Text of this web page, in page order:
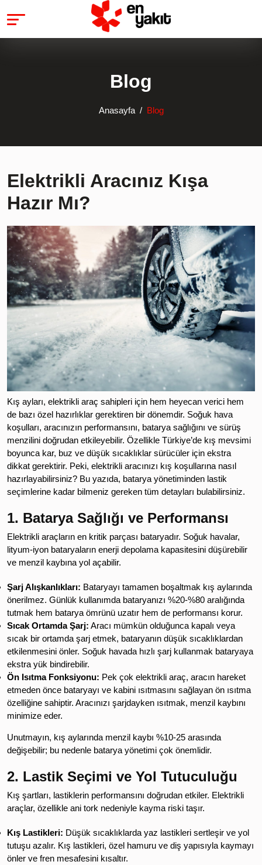
Blog
Anasayfa Blog
Elektrikli Aracınız Kışa
Hazır Mı?
Kış ayları, elektrikli araç sahipleri için hem heyecan verici hem
de bazı özel hazırlıklar gerektiren bir dönemdir. Soğuk hava
koşulları, aracınızın performansını, batarya sağlığını ve sürüş
menzilini doğrudan etkileyebilir. Özellikle Türkiye’de kış mevsimi
boyunca kar, buz ve düşük sıcaklıklar sürücüler için ekstra
dikkat gerektirir. Peki, elektrikli aracınızı kış koşullarına nasıl
hazırlayabilirsiniz? Bu yazıda, batarya yönetiminden lastik
seçimlerine kadar bilmeniz gereken tüm detayları bulabilirsiniz.
1. Batarya Sağlığı ve Performansı
Elektrikli araçların en kritik parçası bataryadır. Soğuk havalar,
lityum-iyon bataryaların enerji depolama kapasitesini düşürebilir
ve menzil kaybına yol açabilir.
Şarj Alışkanlıkları: Bataryayı tamamen boşaltmak kış aylarında
önerilmez. Günlük kullanımda bataryanızı %20-%80 aralığında
tutmak hem batarya ömrünü uzatır hem de performansı korur.
Sıcak Ortamda Şarj: Aracı mümkün olduğunca kapalı veya
sıcak bir ortamda şarj etmek, bataryanın düşük sıcaklıklardan
etkilenmesini önler. Soğuk havada hızlı şarj kullanmak bataryaya
ekstra yük bindirebilir.
Ön Isıtma Fonksiyonu: Pek çok elektrikli araç, aracın hareket
etmeden önce bataryayı ve kabini ısıtmasını sağlayan ön ısıtma
özelliğine sahiptir. Aracınızı şarjdayken ısıtmak, menzil kaybını
minimize eder.
Unutmayın, kış aylarında menzil kaybı %10-25 arasında
değişebilir; bu nedenle batarya yönetimi çok önemlidir.
2. Lastik Seçimi ve Yol Tutuculuğu
Kış şartları, lastiklerin performansını doğrudan etkiler. Elektrikli
araçlar, özellikle ani tork nedeniyle kayma riski taşır.
Kış Lastikleri: Düşük sıcaklıklarda yaz lastikleri sertleşir ve yol
tutuşu azalır. Kış lastikleri, özel hamuru ve diş yapısıyla kaymayı
önler ve fren mesafesini kısaltır.